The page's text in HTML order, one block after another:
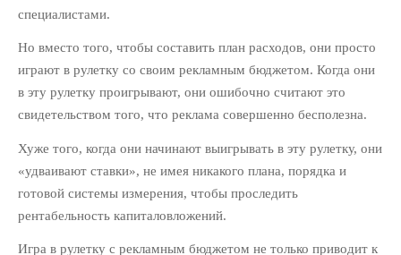
Политика обработки
Рассылка «Юридический
СВЕЖИЕ ЗАПИСИ
Как использовать опыт
Сингапура, чтобы преуспеть в
специалистами.
Но вместо того, чтобы составить план расходов, они просто
играют в рулетку со своим рекламным бюджетом. Когда они
в эту рулетку проигрывают, они ошибочно считают это
свидетельством того, что реклама совершенно бесполезна.
Хуже того, когда они начинают выигрывать в эту рулетку, они
«удваивают ставки», не имея никакого плана, порядка и
готовой системы измерения, чтобы проследить
рентабельность капиталовложений.
Игра в рулетку с рекламным бюджетом не только приводит к